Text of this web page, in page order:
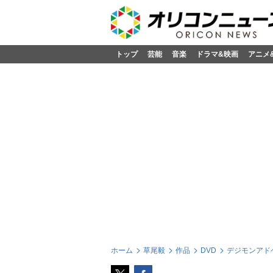
トップ 芸能 音楽 ドラマ&映画 アニメ
ホーム 草尾毅 作品 DVD デジモンアド